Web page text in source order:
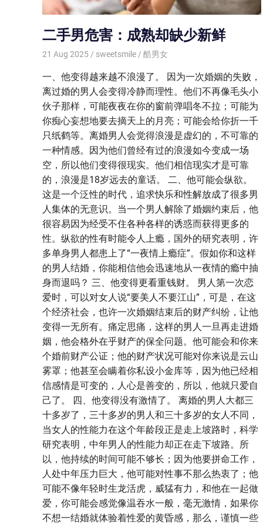
二手男危害：成熟却缺少新鲜
21 Aug 2025 sweetsmile 酷男女
一、他变得越来越不浪漫了。 因为一次婚姻的失败，
离过婚的男人会变得冷静而理性。他们不再像毛头小
伙子那样，可能夜夜在你的窗前弹唱冬不拉；可能为
你痴心妄想地要去摘天上的月亮；可能会给你折一千
只纸鹤等。离婚男人会觉得浪漫是虚幻的，不可靠的
一种情感。因为他们曾经有过的浪漫如今变成一场
空，所以他们变得很现实。他们相信现实才是可靠
的，浪漫是18岁远去的童话。 二、他可能会纵欲。
这是一个泛性的时代，追求快乐和性解放成了很多男
人集体的无意识。当一个男人解除了婚姻约束后，他
很容易因为经受不住各种各样的诱惑而获得更多的
性。纵欲的性有时能令人上瘾，国外的研究表明，许
多单身男人都患上了“一夜情上瘾症”。假如你和这样
的男人结婚，你能相信他会迅速地从一夜情的瘾中抽
身而退吗？ 三、他变得更看重钱财。 男人第一次恋
爱时，可以对女人说“要美人不要江山”，可是，在这
个经济社会，也许一次婚姻结束后的财产纠纷，让他
变得一无所有。痛定思痛，这样的男人一旦再走进婚
姻，他会格外在乎财产的保全问题。他可能会和你来
个婚前财产公证；他的财产状况可能对你来说是云山
雾罩；他甚至会瞒着你私设小金库等，因为他已经相
信感情是可变的，人心是善变的，所以，他就只爱自
己了。 四、他变得没有激情了。 离婚的男人大都三
十多岁了，三十多岁的男人和三十多岁的女人不同，
当女人的性能力在这个年龄段正是走上坡路时，科学
研究表明，中年男人的性能力却正在走下坡路。所
以，他持续的时间可能不够长；因为他要拼命工作，
人处中年压力巨大，他可能对性事不那么热衷了；他
可能不像年轻时生龙活虎，威猛有力，和他在一起做
爱，你可能会感觉像温吞水一般，毫无激情，如果你
不想一结婚就体验着性爱的黄昏感，那么，谨慎一些